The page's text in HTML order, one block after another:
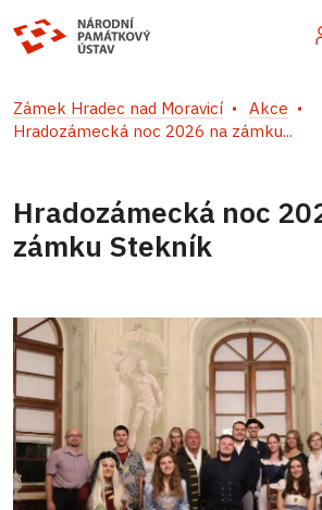
Zámek Hradec nad Moravicí
Akce
Hradozámecká noc 2026 na zámku...
Hradozámecká noc
zámku Stekník